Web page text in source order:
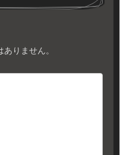
りません。